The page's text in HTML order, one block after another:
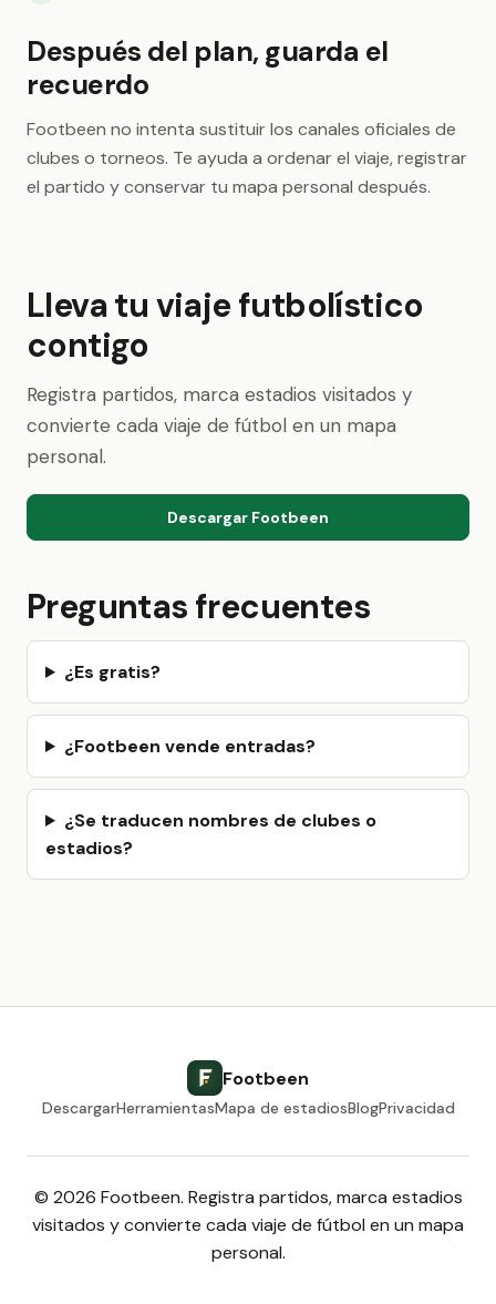
Después del plan, guarda el
recuerdo
Footbeen no intenta sustituir los canales oficiales de
clubes o torneos. Te ayuda a ordenar el viaje, registrar
el partido y conservar tu mapa personal después.
Lleva tu viaje futbolístico
contigo
Registra partidos, marca estadios visitados y
convierte cada viaje de fútbol en un mapa
personal.
Descargar Footbeen
Preguntas frecuentes
¿Es gratis?
¿Footbeen vende entradas?
¿Se traducen nombres de clubes o
estadios?
Footbeen
DescargarHerramientasMapa de estadiosBlogPrivacidad
© 2026 Footbeen. Registra partidos, marca estadios
visitados y convierte cada viaje de fútbol en un mapa
personal.